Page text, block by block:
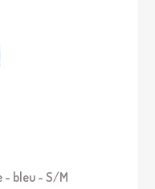
- bleu - S/M